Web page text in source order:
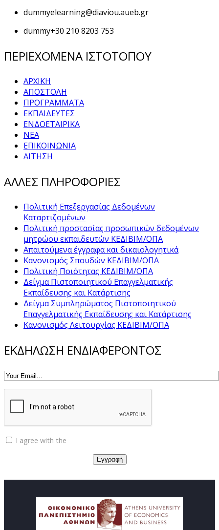
dummyelearning@diaviou.aueb.gr
dummy+30 210 8203 753
ΠΕΡΙΕΧΟΜΕΝΑ ΙΣΤΟΤΟΠΟΥ
ΑΡΧΙΚΗ
ΑΠΟΣΤΟΛΗ
ΠΡΟΓΡΑΜΜΑΤΑ
ΕΚΠΑΙΔΕΥΤΕΣ
ΕΝΔΟΕΤΑΙΡΙΚΑ
ΝΕΑ
ΕΠΙΚΟΙΝΩΝΙΑ
ΑΙΤΗΣΗ
ΑΛΛΕΣ ΠΛΗΡΟΦΟΡΙΕΣ
Πολιτική Επεξεργασίας Δεδομένων
Καταρτιζομένων
Πολιτική προστασίας προσωπικών δεδομένων
μητρώου εκπαιδευτών ΚΕΔΙΒΙΜ/ΟΠΑ
Απαιτούμενα έγγραφα και δικαιολογητικά
Κανονισμός Σπουδών ΚΕΔΙΒΙΜ/ΟΠΑ
Πολιτική Ποιότητας ΚΕΔΙΒΙΜ/ΟΠΑ
Δείγμα Πιστοποιητικού Επαγγελματικής
Εκπαίδευσης και Κατάρτισης
Δείγμα Συμπληρώματος Πιστοποιητικού
Επαγγελματικής Εκπαίδευσης και Κατάρτισης
Κανονισμός Λειτουργίας ΚΕΔΙΒΙΜ/ΟΠΑ
ΕΚΔΗΛΩΣΗ ΕΝΔΙΑΦΕΡΟΝΤΟΣ
I agree with the